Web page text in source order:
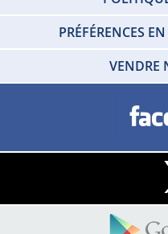
PRÉFÉRENCES
VENDRE